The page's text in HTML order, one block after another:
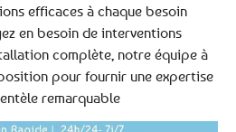
efficaces à chaque besoin
en besoin de interventions
complète, notre équipe à
pour fournir une expertise
remarquable